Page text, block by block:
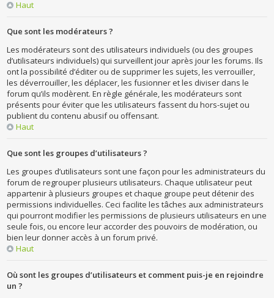
Haut
Que sont les modérateurs ?
Les modérateurs sont des utilisateurs individuels (ou des groupes
d’utilisateurs individuels) qui surveillent jour après jour les forums. Ils
ont la possibilité d’éditer ou de supprimer les sujets, les verrouiller,
les déverrouiller, les déplacer, les fusionner et les diviser dans le
forum qu’ils modèrent. En règle générale, les modérateurs sont
présents pour éviter que les utilisateurs fassent du hors-sujet ou
publient du contenu abusif ou offensant.
Haut
Que sont les groupes d’utilisateurs ?
Les groupes d’utilisateurs sont une façon pour les administrateurs du
forum de regrouper plusieurs utilisateurs. Chaque utilisateur peut
appartenir à plusieurs groupes et chaque groupe peut détenir des
permissions individuelles. Ceci facilite les tâches aux administrateurs
qui pourront modifier les permissions de plusieurs utilisateurs en une
seule fois, ou encore leur accorder des pouvoirs de modération, ou
bien leur donner accès à un forum privé.
Haut
Où sont les groupes d’utilisateurs et comment puis-je en rejoindre
un ?